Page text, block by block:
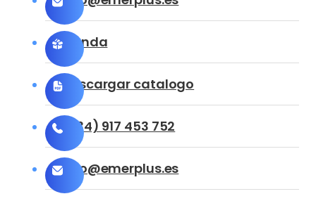
Tienda
Descargar catalogo
(+34) 917 453 752
info@emerplus.es